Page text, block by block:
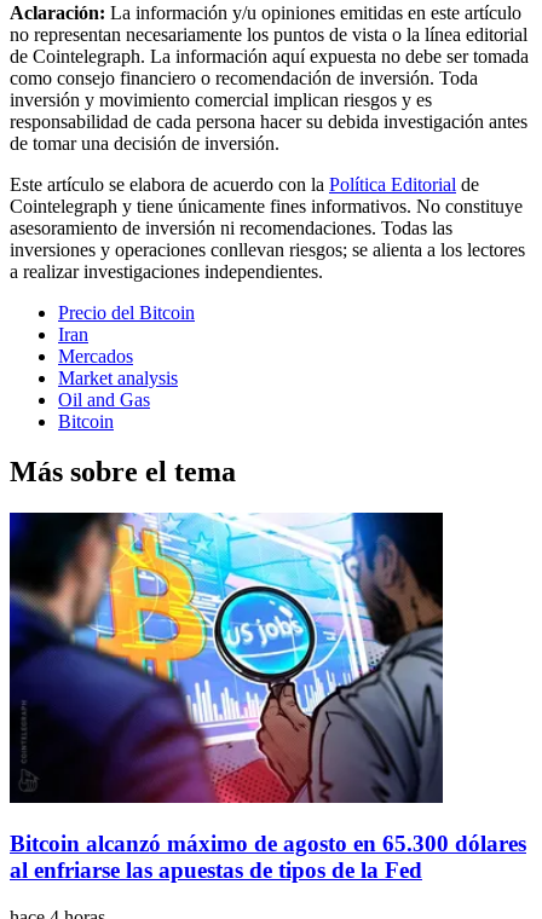
Aclaración: La información y/u opiniones emitidas en este artículo
no representan necesariamente los puntos de vista o la línea editorial
de Cointelegraph. La información aquí expuesta no debe ser tomada
como consejo financiero o recomendación de inversión. Toda
inversión y movimiento comercial implican riesgos y es
responsabilidad de cada persona hacer su debida investigación antes
de tomar una decisión de inversión.
Este artículo se elabora de acuerdo con la Política Editorial de
Cointelegraph y tiene únicamente fines informativos. No constituye
asesoramiento de inversión ni recomendaciones. Todas las
inversiones y operaciones conllevan riesgos; se alienta a los lectores
a realizar investigaciones independientes.
Precio del Bitcoin
Iran
Mercados
Market analysis
Oil and Gas
Bitcoin
Más sobre el tema
Bitcoin alcanzó máximo de agosto en 65.300 dólares
al enfriarse las apuestas de tipos de la Fed